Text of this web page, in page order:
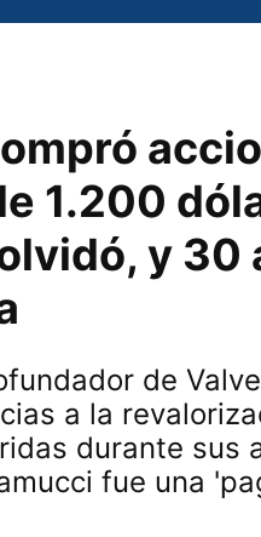
1.200
y
de
a la
durante sus
fue una